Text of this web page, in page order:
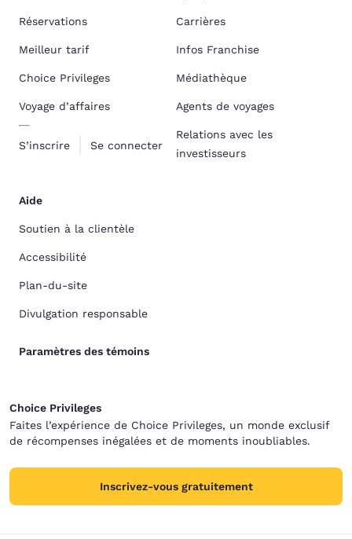
Réservations
Meilleur tarif
Choice Privileges
Voyage d’affaires
S’inscrire Se connecter
Carrières
Infos Franchise
Médiathèque
Agents de voyages
Relations avec les
investisseurs
Aide
Soutien à la clientèle
Accessibilité
Plan-du-site
Divulgation responsable
Paramètres des témoins
Choice Privileges
Faites l’expérience de Choice Privileges, un monde exclusif
de récompenses inégalées et de moments inoubliables.
Inscrivez-vous gratuitement